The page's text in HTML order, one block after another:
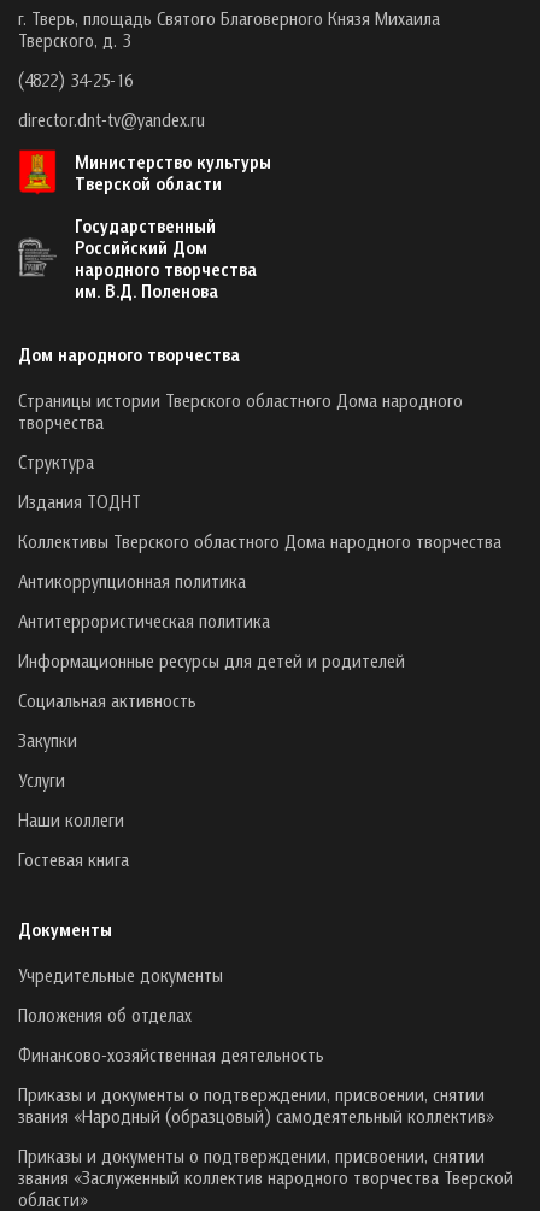
г. Тверь, площадь Святого Благоверного Князя Михаила
Тверского, д. 3
(4822) 34-25-16
director.dnt-tv@yandex.ru
Министерство культуры
Тверской области
Государственный
Российский Дом
народного творчества
им. В.Д. Поленова
Дом народного творчества
Страницы истории Тверского областного Дома народного
творчества
Структура
Издания ТОДНТ
Коллективы Тверского областного Дома народного творчества
Антикоррупционная политика
Антитеррористическая политика
Информационные ресурсы для детей и родителей
Социальная активность
Закупки
Услуги
Наши коллеги
Гостевая книга
Документы
Учредительные документы
Положения об отделах
Финансово-хозяйственная деятельность
Приказы и документы о подтверждении, присвоении, снятии
звания «Народный (образцовый) самодеятельный коллектив»
Приказы и документы о подтверждении, присвоении, снятии
звания «Заслуженный коллектив народного творчества Тверской
области»